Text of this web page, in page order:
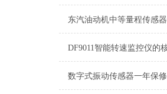
数字式振动传感器一年保修